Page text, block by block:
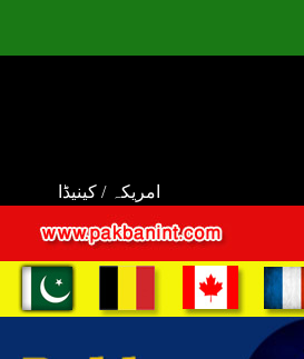
امریکہ / کینیڈا